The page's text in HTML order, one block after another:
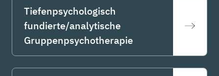
Tiefenpsychologisch
fundierte/analytische
Gruppenpsychotherapie